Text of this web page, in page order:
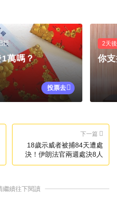
投
萬嗎？
投票去
2天
你
下一篇
18歲示威者被捕84天遭處
決！伊朗法官兩週處決8人
繼續往下閱讀